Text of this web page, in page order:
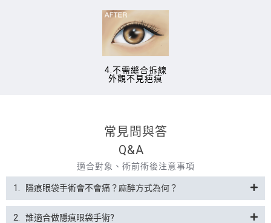
4.不需縫合拆線
外觀不見疤痕
常見問與答
Q&A
適合對象、術前術後注意事項
1. 隱痕眼袋手術會不會痛？麻醉方式為何？
2. 誰適合做隱痕眼袋手術?